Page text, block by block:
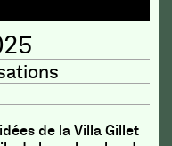
de la Villa Gillet